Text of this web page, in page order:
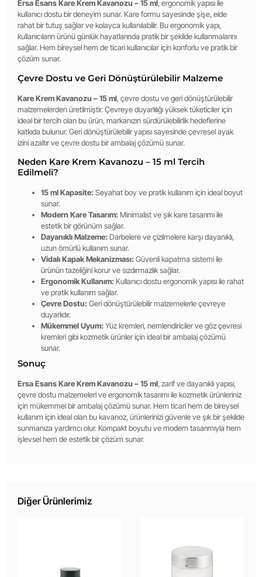
Ersa Esans Kare Krem Kavanozu – 15 ml, ergonomik yapısı ile
kullanıcı dostu bir deneyim sunar. Kare formu sayesinde şişe, elde
rahat bir tutuş sağlar ve kolayca kullanılabilir. Bu ergonomik yapı,
kullanıcıların ürünü günlük hayatlarında pratik bir şekilde kullanmalarını
sağlar. Hem bireysel hem de ticari kullanıcılar için konforlu ve pratik bir
çözüm sunar.
Çevre Dostu ve Geri Dönüştürülebilir Malzeme
Kare Krem Kavanozu – 15 ml, çevre dostu ve geri dönüştürülebilir
malzemelerden üretilmiştir. Çevreye duyarlılığı yüksek tüketiciler için
ideal bir tercih olan bu ürün, markanızın sürdürülebilirlik hedeflerine
katkıda bulunur. Geri dönüştürülebilir yapısı sayesinde çevresel ayak
izini azaltır ve çevre dostu bir ambalaj çözümü sunar.
Neden Kare Krem Kavanozu – 15 ml Tercih
Edilmeli?
15 ml Kapasite: Seyahat boy ve pratik kullanım için ideal boyut
sunar.
Modern Kare Tasarım: Minimalist ve şık kare tasarımı ile
estetik bir görünüm sağlar.
Dayanıklı Malzeme: Darbelere ve çizilmelere karşı dayanıklı,
uzun ömürlü kullanım sunar.
Vidalı Kapak Mekanizması: Güvenli kapatma sistemi ile
ürünün tazeliğini korur ve sızdırmazlık sağlar.
Ergonomik Kullanım: Kullanıcı dostu ergonomik yapısı ile rahat
ve pratik kullanım sağlar.
Çevre Dostu: Geri dönüştürülebilir malzemelerle çevreye
duyarlıdır.
Mükemmel Uyum: Yüz kremleri, nemlendiriciler ve göz çevresi
kremleri gibi kozmetik ürünler için ideal bir ambalaj çözümü
sunar.
Sonuç
Ersa Esans Kare Krem Kavanozu – 15 ml, zarif ve dayanıklı yapısı,
çevre dostu malzemeleri ve ergonomik tasarımı ile kozmetik ürünleriniz
için mükemmel bir ambalaj çözümü sunar. Hem ticari hem de bireysel
kullanım için ideal olan bu kavanoz, ürünlerinizi güvenle ve şık bir şekilde
sunmanıza yardımcı olur. Kompakt boyutu ve modern tasarımıyla hem
işlevsel hem de estetik bir çözüm sunar.
Diğer Ürünlerimiz